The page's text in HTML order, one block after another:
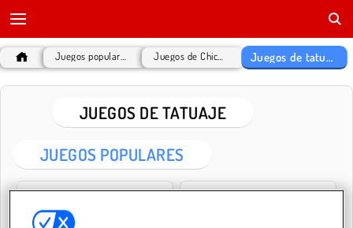
Juegos de tatuaje
JUEGOS DE TATUAJE
JUEGOS POPULARES